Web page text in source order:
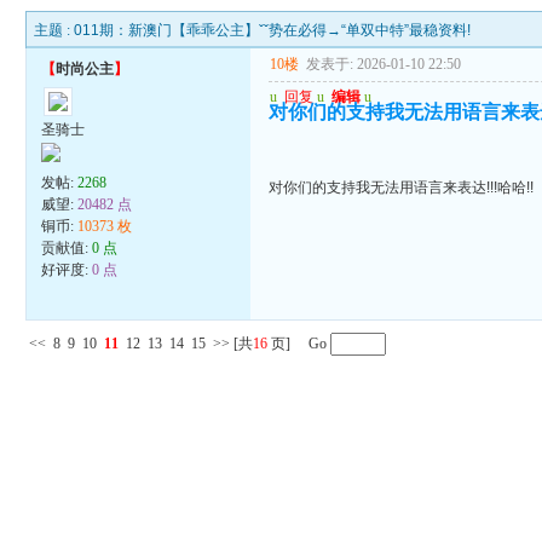
主题 :011期：新澳门【乖乖公主】ˇˇ势在必得→“单双中特”最稳资料!
【时尚公主】
圣骑士
发帖:2268
威望:20482 点
铜币: 10373 枚
贡献值:0 点
好评度:0 点
10楼 发表于: 2026-01-10 22:50
u 回复 u 编辑 u
对你们的支持我无法用语言来
对你们的支持我无法用语言来表达!!!哈哈!!
<< 8 9 10 11 12 13 14 15 >> [共16 页] Go